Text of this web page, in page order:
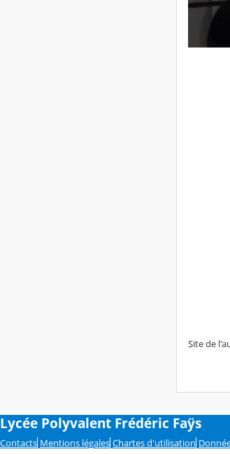
Site de
Lycée Polyvalent Frédéric Faÿs
Contacts Mentions légales Chartes d'utilisation